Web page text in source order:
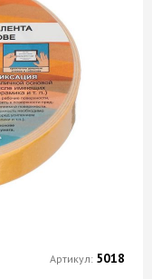
Артикул: 5018